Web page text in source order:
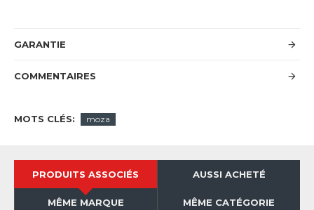
GARANTIE
COMMENTAIRES
MOTS CLÉS: moza
PRODUITS ASSOCIÉS AUSSI ACHETÉ
MÊME MARQUE MÊME CATÉGORIE